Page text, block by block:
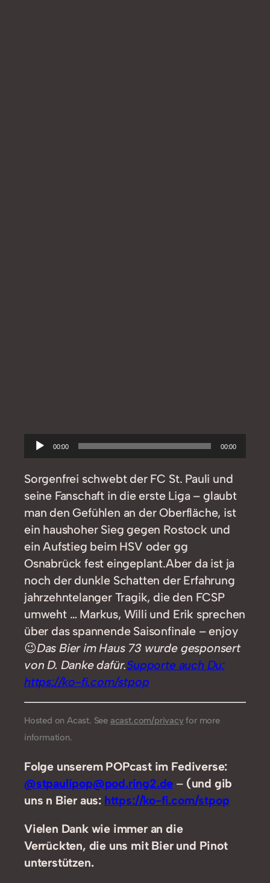
Audio-
Player
00:00 00:00
Sorgenfrei schwebt der FC St. Pauli und
seine Fanschaft in die erste Liga – glaubt
man den Gefühlen an der Oberfläche, ist
ein haushoher Sieg gegen Rostock und
ein Aufstieg beim HSV oder gg
Osnabrück fest eingeplant.Aber da ist ja
noch der dunkle Schatten der Erfahrung
jahrzehntelanger Tragik, die den FCSP
umweht … Markus, Willi und Erik sprechen
über das spannende Saisonfinale – enjoy
😉Das Bier im Haus 73 wurde gesponsert
von D. Danke dafür.Supporte auch Du:
https://ko-fi.com/stpop
Hosted on Acast. See acast.com/privacy for more
information.
Folge unserem POPcast im Fediverse:
@stpaulipop@pod.ring2.de – (und gib
uns n Bier aus: https://ko-fi.com/stpop
Vielen Dank wie immer an die
Verrückten, die uns mit Bier und Pinot
unterstützen.